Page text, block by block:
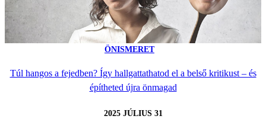
ÖNISMERET
Túl hangos a fejedben? Így hallgattathatod el a belső kritikust – és
építheted újra önmagad
2025 JÚLIUS 31